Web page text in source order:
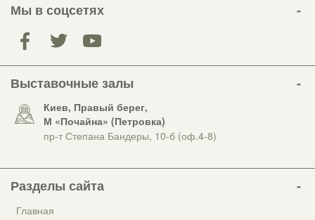
Мы в соцсетях
Выставочные залы
Киев, Правый берег,
М «Почайна» (Петровка)
пр-т Степана Бандеры, 10-б (оф.4-8)
Разделы сайта
Главная